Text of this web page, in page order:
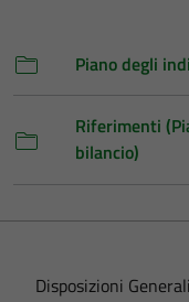
Piano degli
Riferimenti
bilancio)
Disposizioni Generali